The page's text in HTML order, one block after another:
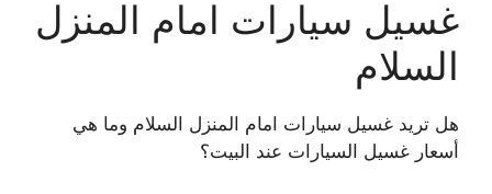
غسيل سيارات امام المنزل
السلام
هل تريد غسيل سيارات امام المنزل السلام وما هي
أسعار غسيل السيارات عند البيت؟